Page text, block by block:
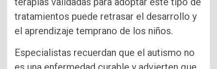
tratamientos puede retrasar el desarrollo y
el aprendizaje temprano de los niños.
Especialistas recuerdan que el autismo no